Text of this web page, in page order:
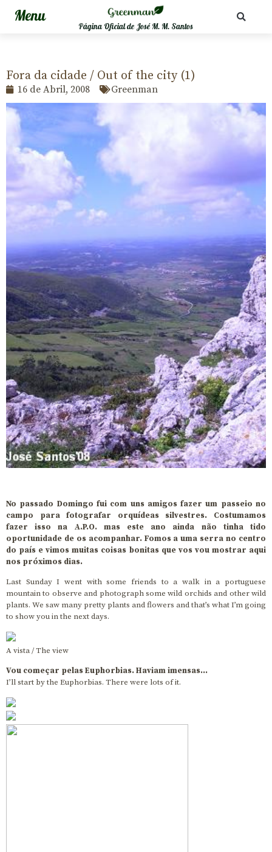
Página Oficial de José M. M. Santos
Fora da cidade / Out of the city (1)
16 de Abril, 2008 Greenman
No passado Domingo fui com uns amigos fazer um passeio no
campo para fotografar orquídeas silvestres. Costumamos
fazer isso na A.P.O. mas este ano ainda não tinha tido
oportunidade de os acompanhar. Fomos a uma serra no centro
do país e vimos muitas coisas bonitas que vos vou mostrar aqui
nos próximos dias.
Last Sunday I went with some friends to a walk in a portuguese
mountain to observe and photograph some wild orchids and other wild
plants. We saw many pretty plants and flowers and that’s what I’m going
to show you in the next days.
A vista / The view
Vou começar pelas Euphorbias. Haviam imensas…
I’ll start by the Euphorbias. There were lots of it.